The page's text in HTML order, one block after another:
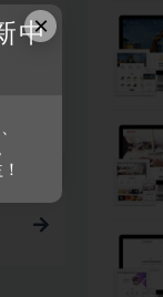
×
中